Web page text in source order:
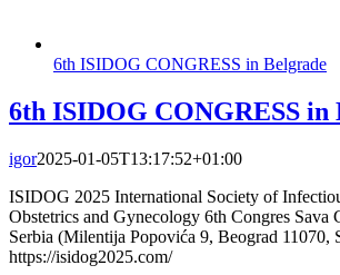
6th ISIDOG CONGRESS in Belgrade
6th ISIDOG CONGRESS in
igor2025-01-05T13:17:52+01:00
ISIDOG 2025 International Society of
Obstetrics and Gynecology 6th Congres Sava
Serbia (Milentija Popovića 9, Beograd 11070,
https://isidog2025.com/